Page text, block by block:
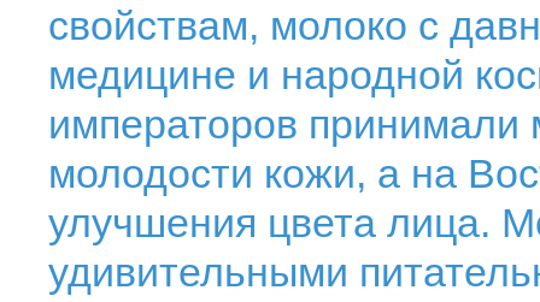
свойствам, молоко с
медицине и народной
императоров
молодости кожи, а на
улучшения цвета лица.
удивительными